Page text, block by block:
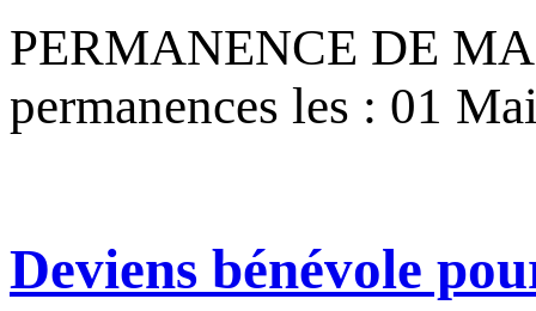
PERMANENCE DE
permanences les : 01
Deviens bénévole